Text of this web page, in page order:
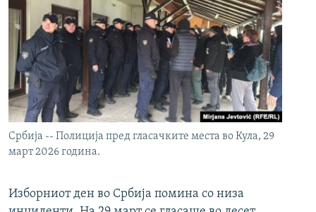
Србија -- Полиција пред гласачките места во Кула, 29
март 2026 година.
Изборниот ден во Србија помина со низа